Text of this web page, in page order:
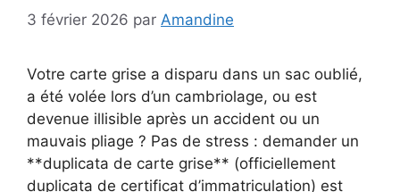
3 février 2026 par Amandine
Votre carte grise a disparu dans un sac oublié,
a été volée lors d’un cambriolage, ou est
devenue illisible après un accident ou un
mauvais pliage ? Pas de stress : demander un
**duplicata de carte grise** (officiellement
duplicata de certificat d’immatriculation) est